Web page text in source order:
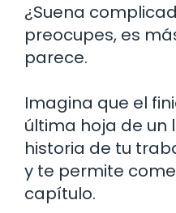
¿Suena
preocupes, es
parece.
Imagina que el
última hoja de un
historia de tu
y te permite
capítulo.